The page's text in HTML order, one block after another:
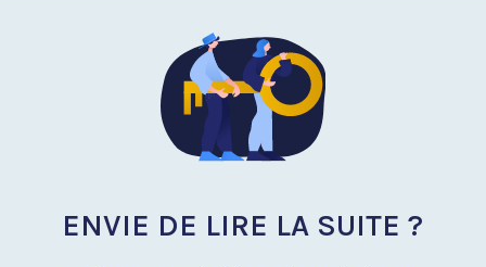
ENVIE DE LIRE LA SUITE ?